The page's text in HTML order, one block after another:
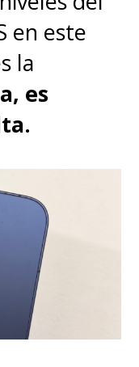
la
la
de
deportes
que
precio
ya es
en este
la
es